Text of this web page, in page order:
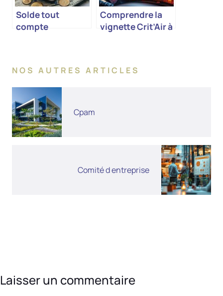
Solde tout
compte
Comprendre la
vignette Crit’Air à
NOS AUTRES ARTICLES
Cpam
Comité d entreprise
Laisser un commentaire